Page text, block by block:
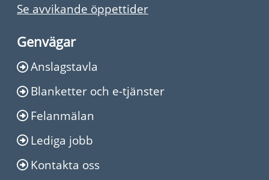
Se avvikande öppettider
Genvägar
Anslagstavla
Blanketter och e-tjänster
Felanmälan
Lediga jobb
Kontakta oss